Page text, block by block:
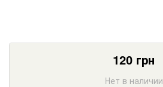
120 грн
Нет в наличии